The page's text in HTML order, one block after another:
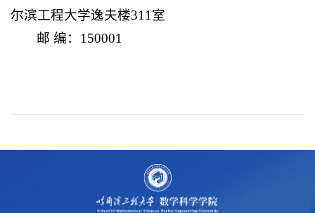
尔滨工程大学逸夫楼311室
邮 编：150001